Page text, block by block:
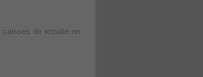
de retraite en